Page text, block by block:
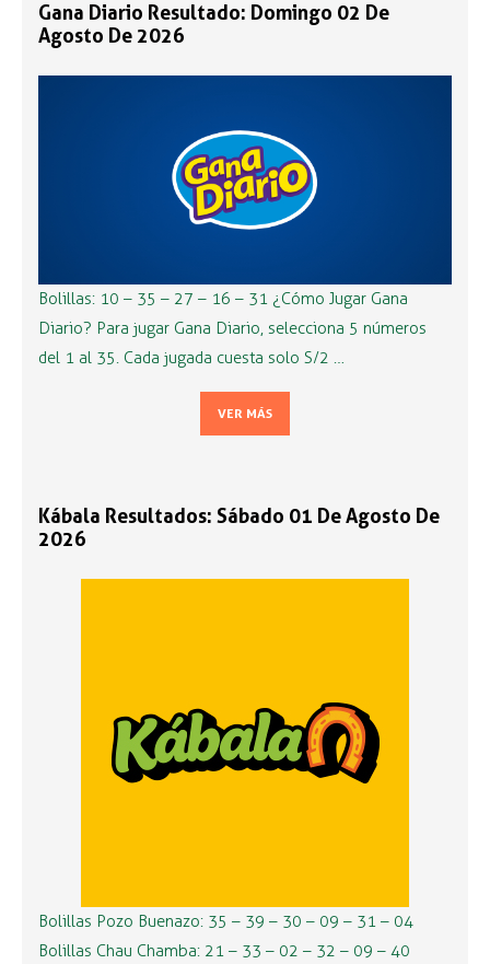
Gana Diario Resultado: Domingo 02 De
Agosto De 2026
Bolillas: 10 – 35 – 27 – 16 – 31 ¿Cómo Jugar Gana
Diario? Para jugar Gana Diario, selecciona 5 números
del 1 al 35. Cada jugada cuesta solo S/2 …
VER MÁS
Kábala Resultados: Sábado 01 De Agosto De
2026
Bolillas Pozo Buenazo: 35 – 39 – 30 – 09 – 31 – 04
Bolillas Chau Chamba: 21 – 33 – 02 – 32 – 09 – 40